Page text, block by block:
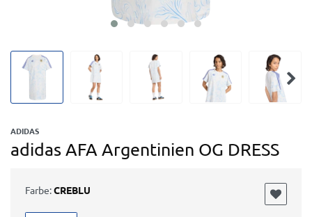
ADIDAS
adidas AFA Argentinien OG DRESS
Farbe:CREBLU